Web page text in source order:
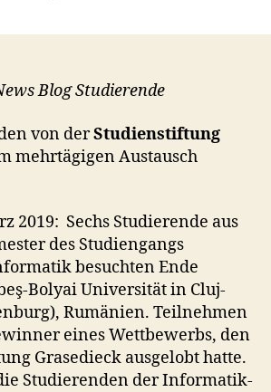
Blog Studierende
von derStudienstiftung
mehrtägigen Austausch
2019: Sechs Studierende aus
des Studiengangs
besuchten Ende
Bolyai Universität in Cluj-
Rumänien. Teilnehmen
eines Wettbewerbs, den
Grasedieck ausgelobt hatte.
Studierenden der Informatik-